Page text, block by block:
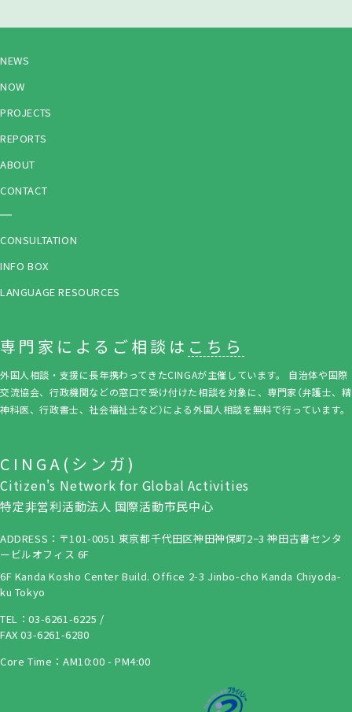
NEWS
NOW
PROJECTS
REPORTS
ABOUT
CONTACT
CONSULTATION
INFO BOX
LANGUAGE RESOURCES
CINGA(シンガ)
Citizen's Network for Global Activities
特定非営利活動法人 国際活動市民中心
ADDRESS：〒101-0051 東京都千代田区神田神保町2−3 神田古書センタ
ービルオフィス 6F
6F Kanda Kosho Center Build. Office 2-3 Jinbo-cho Kanda Chiyoda-
ku Tokyo
TEL：03-6261-6225 /
FAX 03-6261-6280
Core Time：AM10:00 - PM4:00
専門家によるご相談は こちら
外国人相談・支援に長年携わってきたCINGAが主催しています。 自治体や国際
交流協会、行政機関などの窓口で受け付けた相談を対象に、専門家（弁護士、精
神科医、行政書士、社会福祉士など）による外国人相談を無料で行っています。